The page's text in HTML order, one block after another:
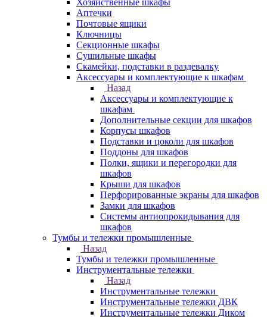
Хозяйственные шкафы
Аптечки
Почтовые ящики
Ключницы
Секционные шкафы
Сушильные шкафы
Скамейки, подставки в раздевалку
Аксессуары и комплектующие к шкафам
Назад
Аксессуары и комплектующие к
шкафам
Дополнительные секции для шкафов
Корпусы шкафов
Подставки и цоколи для шкафов
Поддоны для шкафов
Полки, ящики и перегородки для
шкафов
Крыши для шкафов
Перфорированные экраны для шкафов
Замки для шкафов
Системы антиопрокидывания для
шкафов
Тумбы и тележки промышленные
Назад
Тумбы и тележки промышленные
Инструментальные тележки
Назад
Инструментальные тележки
Инструментальные тележки ДВК
Инструментальные тележки Диком